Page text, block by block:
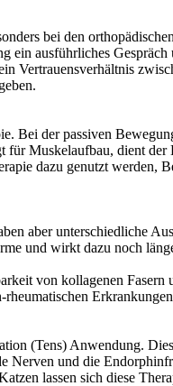
bei den
ein ausführliches
Vertrauensverhältnis
Bei der passiven
Muskelaufbau, dient
dazu genutzt
aber unterschiedliche
und wirkt dazu noch
von kollagenen
(Tens) Anwendung.
Nerven und die
lassen sich diese